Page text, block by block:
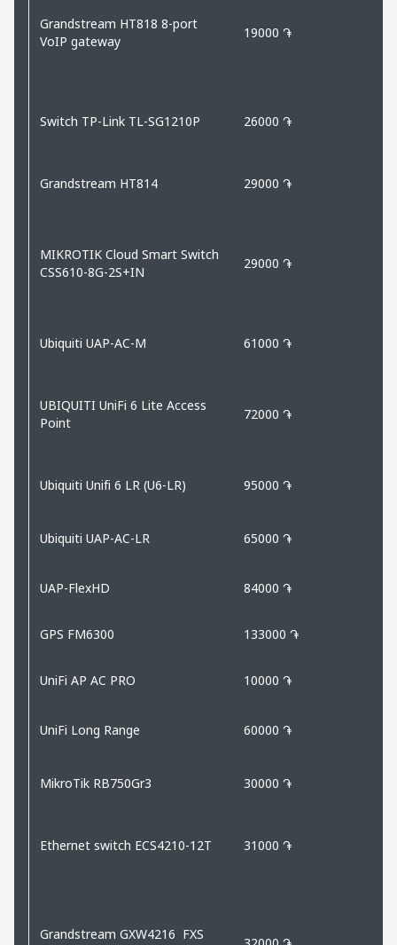
Grandstream HT818 8-port
VoIP gateway
19000 ֏
Switch TP-Link TL-SG1210P 26000 ֏
Grandstream HT814 29000 ֏
MIKROTIK Cloud Smart Switch
CSS610-8G-2S+IN
29000 ֏
Ubiquiti UAP-AC-M 61000 ֏
UBIQUITI UniFi 6 Lite Access
Point
72000 ֏
Ubiquiti Unifi 6 LR (U6-LR) 95000 ֏
Ubiquiti UAP-AC-LR 65000 ֏
UAP-FlexHD 84000 ֏
GPS FM6300 133000 ֏
UniFi AP AC PRO 10000 ֏
UniFi Long Range 60000 ֏
MikroTik RB750Gr3 30000 ֏
Ethernet switch ECS4210-12T 31000 ֏
Grandstream GXW4216 FXS